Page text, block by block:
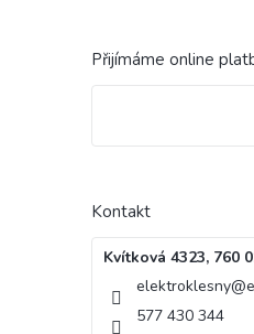
Přijímáme online
Kontakt
Kvítková 4323, 760
elektroklesny@
577 430 344